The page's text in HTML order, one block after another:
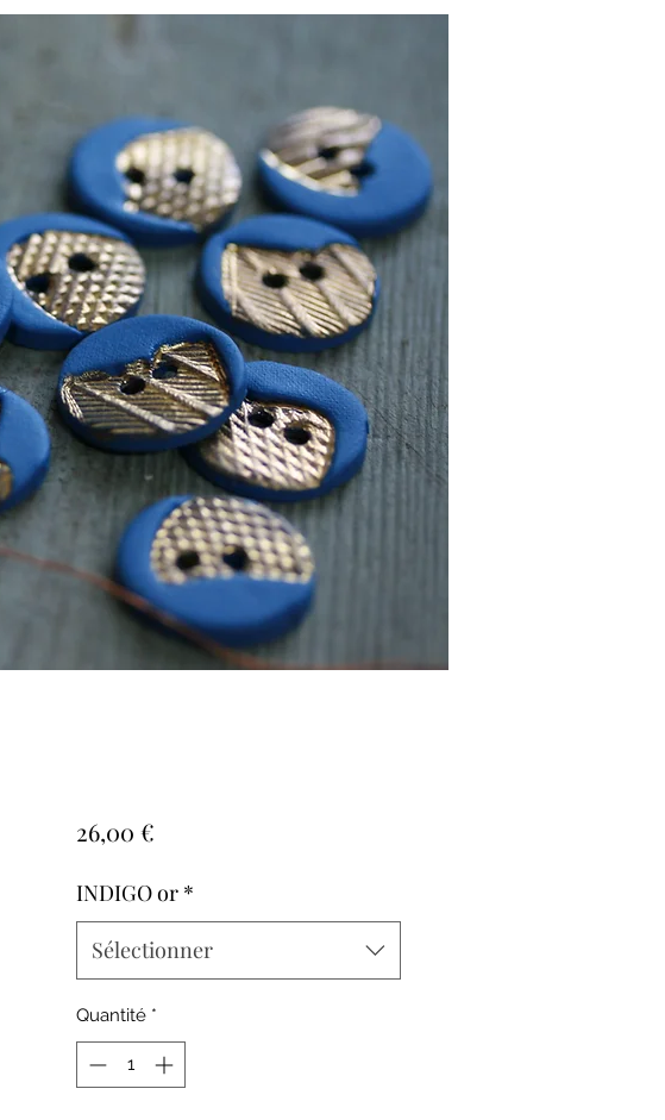
26,00 €Prix
INDIGO or *
Sélectionner
Quantité *